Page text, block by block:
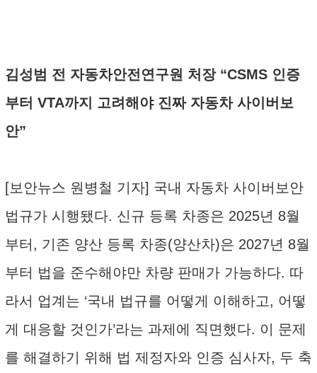
김성범 전 자동차안전연구원 처장 “CSMS 인증
부터 VTA까지 고려해야 진짜 자동차 사이버보
안”
[보안뉴스 원병철 기자] 국내 자동차 사이버보안
법규가 시행됐다. 신규 등록 차종은 2025년 8월
부터, 기존 양산 등록 차종(양산차)은 2027년 8월
부터 법을 준수해야만 차량 판매가 가능하다. 따
라서 업계는 ‘국내 법규를 어떻게 이해하고, 어떻
게 대응할 것인가’라는 과제에 직면했다. 이 문제
를 해결하기 위해 법 제정자와 인증 심사자, 두 축